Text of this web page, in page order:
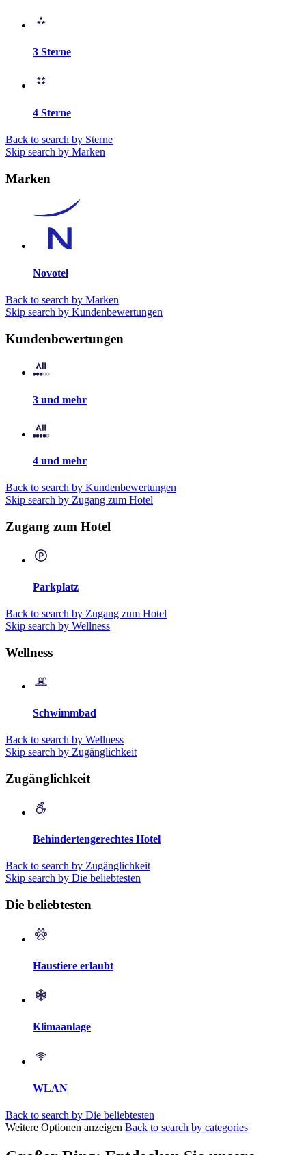
3 Sterne
4 Sterne
Back to search by Sterne
Skip search by Marken
Marken
Novotel
Back to search by Marken
Skip search by Kundenbewertungen
Kundenbewertungen
3 und mehr
4 und mehr
Back to search by Kundenbewertungen
Skip search by Zugang zum Hotel
Zugang zum Hotel
Parkplatz
Back to search by Zugang zum Hotel
Skip search by Wellness
Wellness
Schwimmbad
Back to search by Wellness
Skip search by Zugänglichkeit
Zugänglichkeit
Behindertengerechtes Hotel
Back to search by Zugänglichkeit
Skip search by Die beliebtesten
Die beliebtesten
Haustiere erlaubt
Klimaanlage
WLAN
Back to search by Die beliebtesten
Weitere Optionen anzeigen Back to search by categories